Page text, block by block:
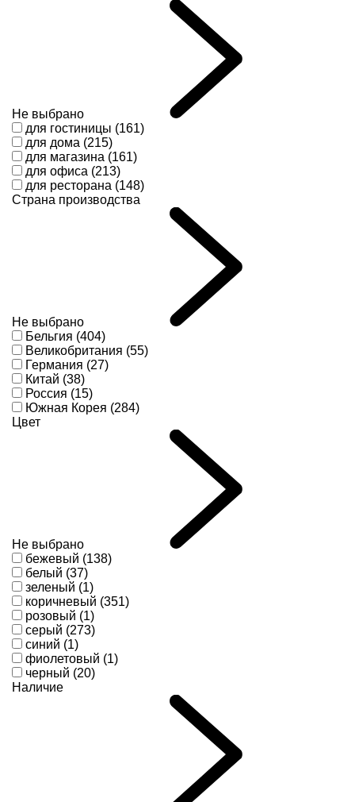
Не выбрано
для гостиницы (161)
для дома (215)
для магазина (161)
для офиса (213)
для ресторана (148)
Страна производства
Не выбрано
Бельгия (404)
Великобритания (55)
Германия (27)
Китай (38)
Россия (15)
Южная Корея (284)
Цвет
Не выбрано
бежевый (138)
белый (37)
зеленый (1)
коричневый (351)
розовый (1)
серый (273)
синий (1)
фиолетовый (1)
черный (20)
Наличие